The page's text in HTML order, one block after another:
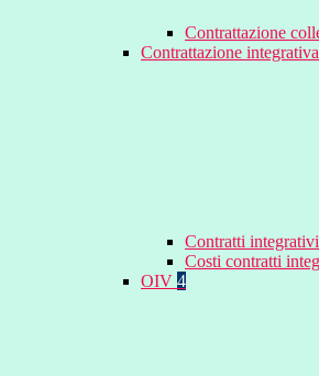
Contrattazione
Contrattazione integrativa
Contratti integrativi
Costi contratti
OIV 4